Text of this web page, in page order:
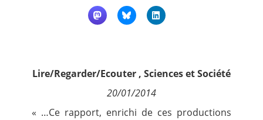
Lire/Regarder/Ecouter , Sciences et Société
20/01/2014
« …Ce rapport, enrichi de ces productions